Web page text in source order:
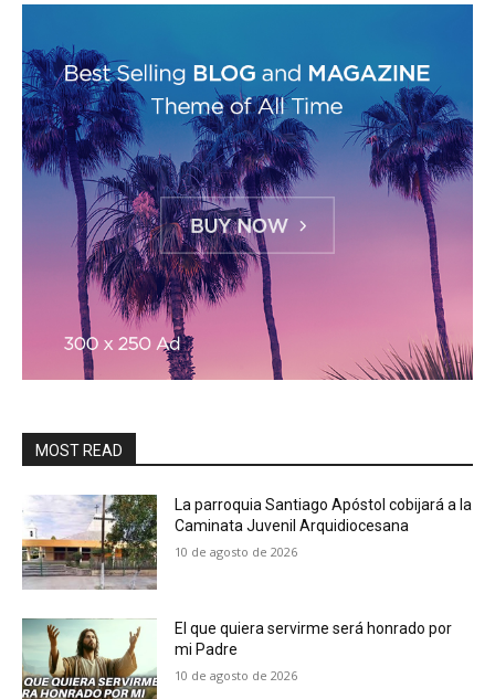
MOST READ
La parroquia Santiago Apóstol cobijará a la
Caminata Juvenil Arquidiocesana
10 de agosto de 2026
El que quiera servirme será honrado por
mi Padre
10 de agosto de 2026